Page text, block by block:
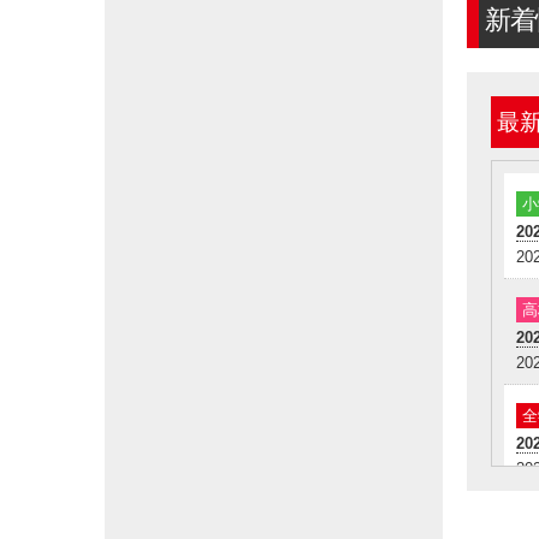
そ
キャ
(9月
「
キャ
(9月
中1
受
キャ
新
最